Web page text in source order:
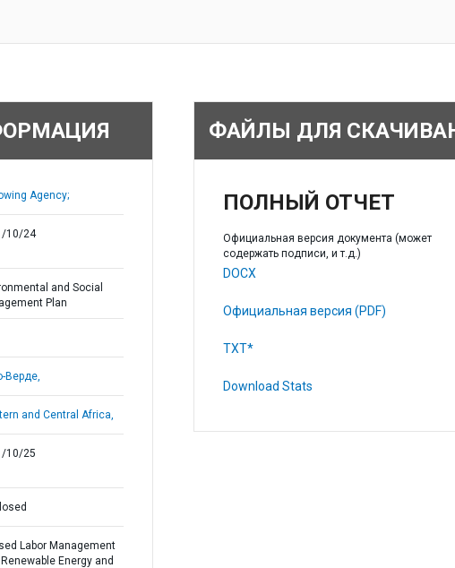
Agency;
10/24
and Social
Plan
Верде,
and Central Africa,
10/25
Labor Management
Renewable Energy and
ФАЙЛЫ ДЛЯ
ПОЛНЫЙ ОТЧЕТ
Официальная версия документа (может
содержать подписи, и т.д.)
DOCX
Официальная версия (PDF)
TXT*
Download Stats